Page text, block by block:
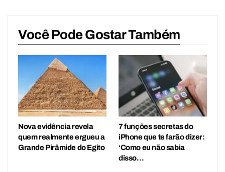
Você Pode Gostar Também
Nova evidência revela
quem realmente ergueu a
Grande Pirâmide do Egito
7 funções secretas do
iPhone que te farão dizer:
‘Como eu não sabia
disso…